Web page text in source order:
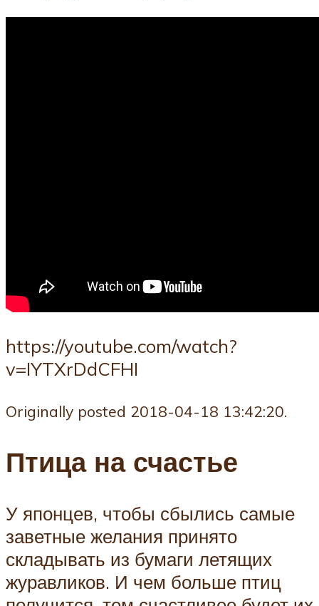
https://youtube.com/watch?
v=IYTXrDdCFHI
Originally posted 2018-04-18 13:42:20.
Птица на счастье
У японцев, чтобы сбылись самые
заветные желания принято
складывать из бумаги летящих
журавликов. И чем больше птиц